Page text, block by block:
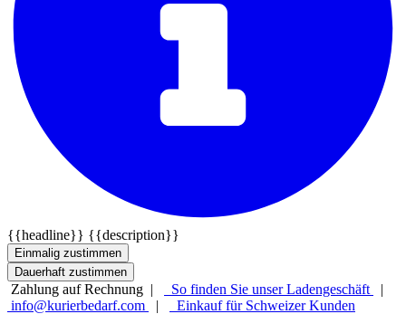
{{headline}} {{description}}
Einmalig zustimmen
Dauerhaft zustimmen
Zahlung auf Rechnung | So finden Sie unser Ladengeschäft
|
info@kurierbedarf.com
| Einkauf für Schweizer Kunden